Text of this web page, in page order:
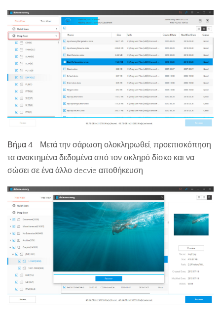
Βήμα 4
Μετά την σάρωση ολοκληρωθεί, προεπισκόπηση
τα ανακτημένα δεδομένα από τον σκληρό δίσκο και να
σώσει σε ένα άλλο decvie αποθήκευση